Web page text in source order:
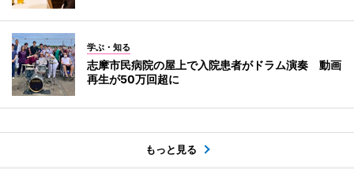
学ぶ・知る
志摩市民病院の屋上で入院患者がドラム演奏 動画
再生が50万回超に
もっと見る